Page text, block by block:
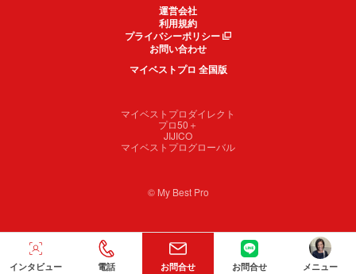
運営会社
利用規約
プライバシーポリシー
お問い合わせ
マイベストプロ 全国版
マイベストプロダイレクト
プロ50＋
JIJICO
マイベストプログローバル
© My Best Pro
インタビュー 電話 お問合せ お問合せ メニュー